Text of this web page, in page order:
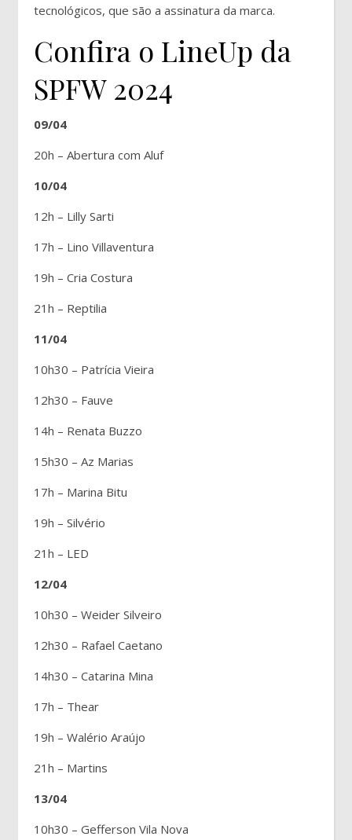
tecnológicos, que são a assinatura da marca.
Confira o LineUp da
SPFW 2024
09/04
20h – Abertura com Aluf
10/04
12h – Lilly Sarti
17h – Lino Villaventura
19h – Cria Costura
21h – Reptilia
11/04
10h30 – Patrícia Vieira
12h30 – Fauve
14h – Renata Buzzo
15h30 – Az Marias
17h – Marina Bitu
19h – Silvério
21h – LED
12/04
10h30 – Weider Silveiro
12h30 – Rafael Caetano
14h30 – Catarina Mina
17h – Thear
19h – Walério Araújo
21h – Martins
13/04
10h30 – Gefferson Vila Nova